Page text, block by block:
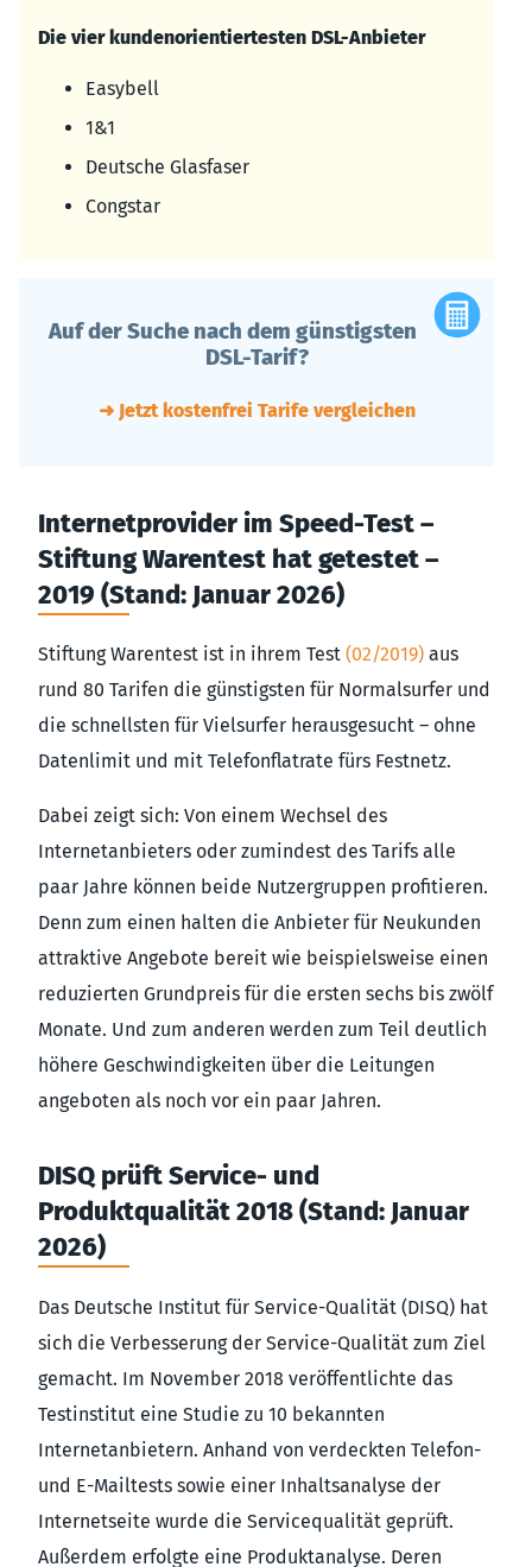
Die vier kundenorientiertesten DSL-Anbieter
Easybell
1&1
Deutsche Glasfaser
Congstar
Auf der Suche nach dem günstigsten
DSL-Tarif?
➜ Jetzt kostenfrei Tarife vergleichen
Internetprovider im Speed-Test –
Stiftung Warentest hat getestet –
2019 (Stand: Januar 2026)
Stiftung Warentest ist in ihrem Test (02/2019) aus
rund 80 Tarifen die günstigsten für Normalsurfer und
die schnellsten für Vielsurfer herausgesucht – ohne
Datenlimit und mit Telefonflatrate fürs Festnetz.
Dabei zeigt sich: Von einem Wechsel des
Internetanbieters oder zumindest des Tarifs alle
paar Jahre können beide Nutzergruppen profitieren.
Denn zum einen halten die Anbieter für Neukunden
attraktive Angebote bereit wie beispielsweise einen
reduzierten Grundpreis für die ersten sechs bis zwölf
Monate. Und zum anderen werden zum Teil deutlich
höhere Geschwindigkeiten über die Leitungen
angeboten als noch vor ein paar Jahren.
DISQ prüft Service- und
Produktqualität 2018 (Stand: Januar
2026)
Das Deutsche Institut für Service-Qualität (DISQ) hat
sich die Verbesserung der Service-Qualität zum Ziel
gemacht. Im November 2018 veröffentlichte das
Testinstitut eine Studie zu 10 bekannten
Internetanbietern. Anhand von verdeckten Telefon-
und E-Mailtests sowie einer Inhaltsanalyse der
Internetseite wurde die Servicequalität geprüft.
Außerdem erfolgte eine Produktanalyse. Deren